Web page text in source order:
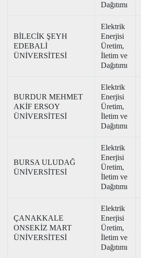
Dağıtımı
BİLECİK ŞEYH
EDEBALİ
ÜNİVERSİTESİ
Elektrik
Enerjisi
Üretim,
İletim ve
Dağıtımı
BURDUR MEHMET
AKİF ERSOY
ÜNİVERSİTESİ
Elektrik
Enerjisi
Üretim,
İletim ve
Dağıtımı
BURSA ULUDAĞ
ÜNİVERSİTESİ
Elektrik
Enerjisi
Üretim,
İletim ve
Dağıtımı
ÇANAKKALE
ONSEKİZ MART
ÜNİVERSİTESİ
Elektrik
Enerjisi
Üretim,
İletim ve
Dağıtımı